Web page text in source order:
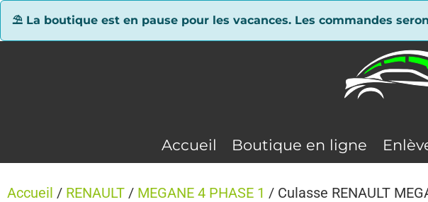
⛱ La boutique est en pause pour les vacances. Les commandes
Accueil Boutique en ligne
Accueil / RENAULT / MEGANE 4 PHASE 1 / Culasse RENAULT
Panneau de gestion des cookies